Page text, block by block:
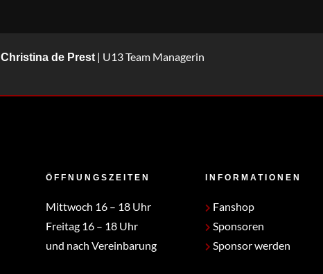
Christina de Prest| U13 Team Managerin
ÖFFNUNGSZEITEN
Mittwoch 16 – 18 Uhr
Freitag 16 – 18 Uhr
und nach Vereinbarung
INFORMATIONEN
Fanshop
Sponsoren
Sponsor werden